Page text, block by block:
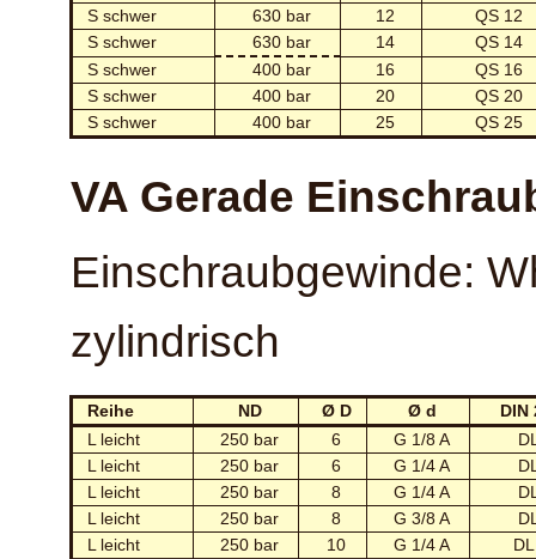
S schwer
630 bar 12
QS 12
S schwer
630 bar 14
QS 14
S schwer
400 bar 16
QS 16
S schwer
400 bar 20
QS 20
S schwer
400 bar 25 QS 25
VA Gerade
Einschraubgewinde:
zylindrisch
Reihe ND Ø D Ø d
DIN
L leicht
250 bar 6 G 1/8 A
L leicht
250 bar 6 G 1/4 A
L leicht
250 bar 8 G 1/4 A
L leicht
250 bar 8 G 3/8 A
L leicht
250 bar 10 G 1/4 A